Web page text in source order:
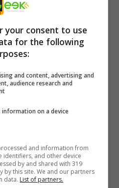
Chroma ™ RGB
in un secondo
sui social
e Razer –
una storia epica
protagonisti. Ogni
opportunità tattiche.
strategiche. Ciò non
che si sviluppa in
your consent to use
for the following
and content, advertising and
audience research and
information on a device
and information from
identifiers, and other device
by and shared with 319
by this site. We and our partners
data. List of partners.